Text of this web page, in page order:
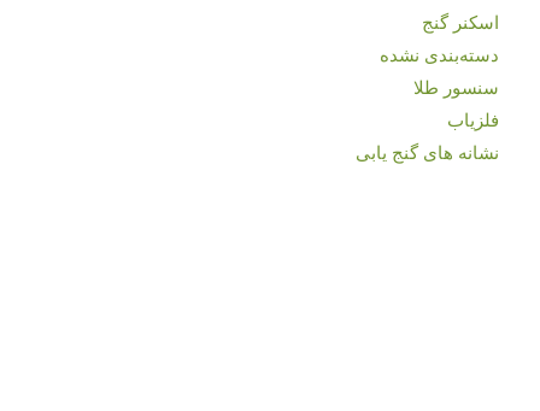
اسکنر گنج
دسته‌بندی نشده
سنسور طلا
فلزیاب
نشانه های گنج یابی